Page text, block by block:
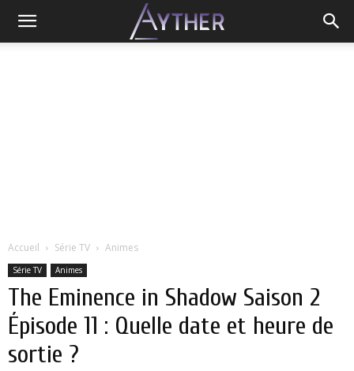
Accueil Série TV Animes
Série TV Animes
The Eminence in Shadow Saison 2
Épisode 11 : Quelle date et heure de
sortie ?